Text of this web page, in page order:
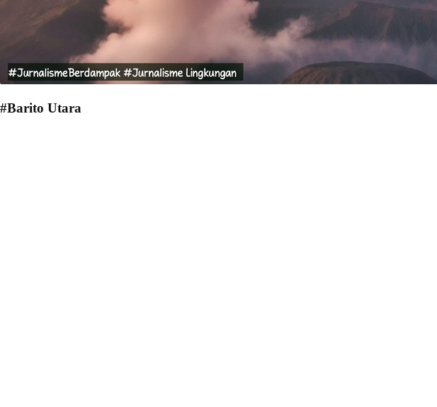
#Barito Utara